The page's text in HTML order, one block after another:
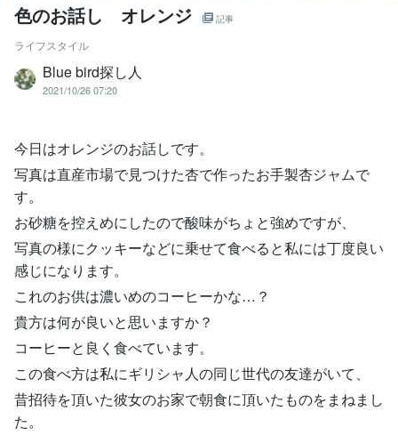
色のお話し オレンジ 記事
ライフスタイル
Blue bird探し人
2021/10/26 07:20
今日はオレンジのお話しです。
写真は直産市場で見つけた杏で作ったお手製杏ジャムで
す。
お砂糖を控えめにしたので酸味がちょと強めですが、
写真の様にクッキーなどに乗せて食べると私には丁度良い
感じになります。
これのお供は濃いめのコーヒーかな…？
貴方は何が良いと思いますか？
コーヒーと良く食べています。
この食べ方は私にギリシャ人の同じ世代の友達がいて、
昔招待を頂いた彼女のお家で朝食に頂いたものをまねまし
た。